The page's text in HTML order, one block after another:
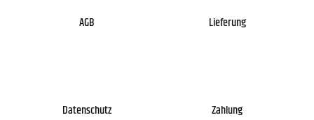
AGB
Datenschutz
Lieferung
Zahlung